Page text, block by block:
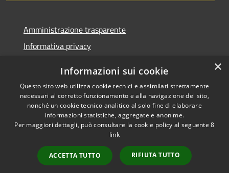
Amministrazione trasparente
Informativa privacy
Dichiarazione di accessibilità
RSS
Copyright © 2026 • Comune di
Municipium•
Accesso
redazione
×
Informazioni sui cookie
Questo sito web utilizza cookie tecnici e assimilati strettamente
necessari al corretto funzionamento e alla navigazione del sito,
nonché un cookie tecnico analitico al solo fine di elaborare
informazioni statistiche, aggregate e anonime.
Per maggiori dettagli, può consultare la cookie policy al seguente8
link
ACCETTA TUTTO RIFIUTA TUTTO